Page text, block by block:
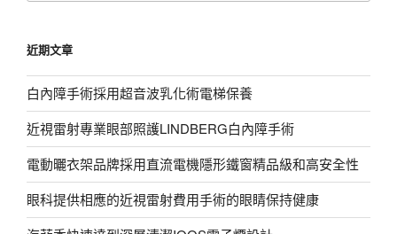
字:
近期文章
白內障手術採用超音波乳化術電梯保養
近視雷射專業眼部照護LINDBERG白內障手術
電動曬衣架品牌採用直流電機隱形鐵窗精品級和高安全性
眼科提供相應的近視雷射費用手術的眼睛保持健康